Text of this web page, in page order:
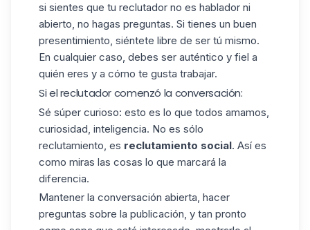
si sientes que tu reclutador no es hablador ni
abierto, no hagas preguntas. Si tienes un buen
presentimiento, siéntete libre de ser tú mismo.
En cualquier caso, debes ser auténtico y fiel a
quién eres y a cómo te gusta trabajar.
Si el reclutador comenzó la conversación:
Sé súper curioso: esto es lo que todos amamos,
curiosidad, inteligencia. No es sólo
reclutamiento, es reclutamiento social. Así es
como miras las cosas lo que marcará la
diferencia.
Mantener la conversación abierta, hacer
preguntas sobre la publicación, y tan pronto